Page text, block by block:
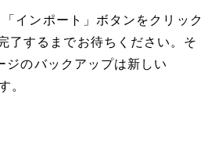
インポート」ボタンをクリック
了するまでお待ちください。そ
ジのバックアップは新しい
。